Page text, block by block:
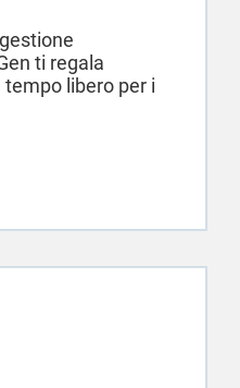
ti regala
libero per i